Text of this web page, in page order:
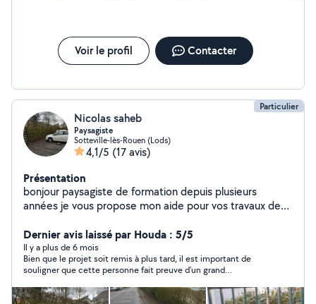
Voir le profil Contacter
Particulier
Nicolas saheb
Paysagiste
Sotteville-lès-Rouen (Lods)
4,1/5 (17 avis)
Présentation
bonjour paysagiste de formation depuis plusieurs
années je vous propose mon aide pour vos travaux de
Dernier avis laissé par Houda : 5/5
Il y a plus de 6 mois
Bien que le projet soit remis à plus tard, il est important de
souligner que cette personne fait preuve d'un grand
nécessaire pour donner des conseils. Je recommande